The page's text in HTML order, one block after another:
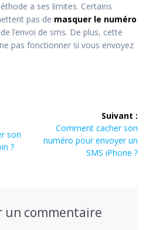
a ses limites. Certains
pas de masquer le numéro
l’envoi de sms. De plus, cette
pas fonctionner si vous envoyez
son
?
Suivant :
Article
suivant
Comment cacher son
numéro pour envoyer un
SMS iPhone ?
un commentaire